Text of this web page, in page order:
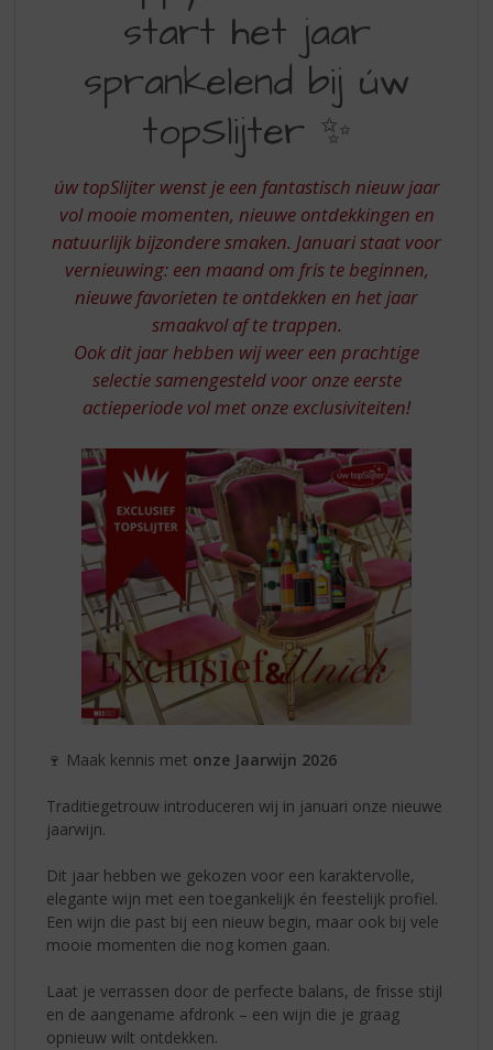
HET
SPRANKELEND
BIJ
UW
TOPSLIJTER
start het jaar
sprankelend bij úw
topSlijter ✨
úw topSlijter wenst je een fantastisch nieuw jaar
vol mooie momenten, nieuwe ontdekkingen en
natuurlijk bijzondere smaken. Januari staat voor
vernieuwing: een maand om fris te beginnen,
nieuwe favorieten te ontdekken en het jaar
smaakvol af te trappen.
Ook dit jaar hebben wij weer een prachtige
selectie samengesteld voor onze eerste
actieperiode vol met onze exclusiviteiten!
🍷 Maak kennis met onze Jaarwijn 2026
Traditiegetrouw introduceren wij in januari onze nieuwe
jaarwijn.
Dit jaar hebben we gekozen voor een karaktervolle,
elegante wijn met een toegankelijk én feestelijk profiel.
Een wijn die past bij een nieuw begin, maar ook bij vele
mooie momenten die nog komen gaan.
Laat je verrassen door de perfecte balans, de frisse stijl
en de aangename afdronk – een wijn die je graag
opnieuw wilt ontdekken.